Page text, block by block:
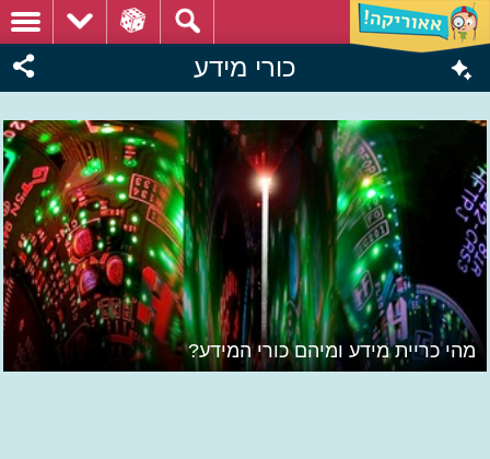
כורי מידע
מהי כריית מידע ומיהם כורי המידע?